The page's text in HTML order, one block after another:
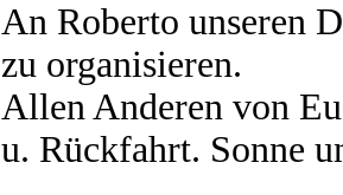
An Roberto unseren
zu organisieren.
Allen Anderen von
u. Rückfahrt. Sonne